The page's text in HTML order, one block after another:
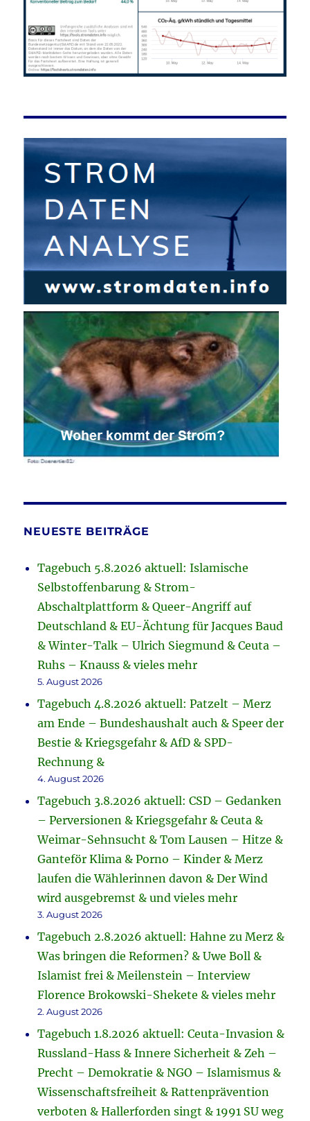
NEUESTE BEITRÄGE
Tagebuch 5.8.2026 aktuell: Islamische
Selbstoffenbarung & Strom-
Abschaltplattform & Queer-Angriff auf
Deutschland & EU-Ächtung für Jacques Baud
& Winter-Talk – Ulrich Siegmund & Ceuta –
Ruhs – Knauss & vieles mehr
5. August 2026
Tagebuch 4.8.2026 aktuell: Patzelt – Merz
am Ende – Bundeshaushalt auch & Speer der
Bestie & Kriegsgefahr & AfD & SPD-
Rechnung &
4. August 2026
Tagebuch 3.8.2026 aktuell: CSD – Gedanken
– Perversionen & Kriegsgefahr & Ceuta &
Weimar-Sehnsucht & Tom Lausen – Hitze &
Ganteför Klima & Porno – Kinder & Merz
laufen die Wählerinnen davon & Der Wind
wird ausgebremst & und vieles mehr
3. August 2026
Tagebuch 2.8.2026 aktuell: Hahne zu Merz &
Was bringen die Reformen? & Uwe Boll &
Islamist frei & Meilenstein – Interview
Florence Brokowski-Shekete & vieles mehr
2. August 2026
Tagebuch 1.8.2026 aktuell: Ceuta-Invasion &
Russland-Hass & Innere Sicherheit & Zeh –
Precht – Demokratie & NGO – Islamismus &
Wissenschaftsfreiheit & Rattenprävention
verboten & Hallerforden singt & 1991 SU weg